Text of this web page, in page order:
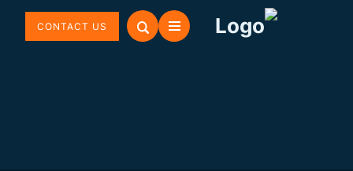
CONTACT US